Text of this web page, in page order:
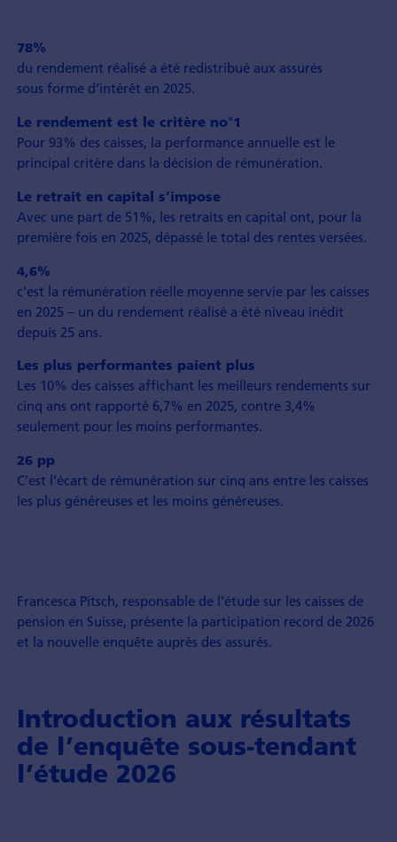
78%
du rendement réalisé a été redistribué aux assurés
sous forme d’intérêt en 2025.
Le rendement est le critère no°1
Pour 93% des caisses, la performance annuelle est le
principal critère dans la décision de rémunération.
Le retrait en capital s’impose
Avec une part de 51%, les retraits en capital ont, pour la
première fois en 2025, dépassé le total des rentes versées.
4,6%
c'est la rémunération réelle moyenne servie par les caisses
en 2025 – un du rendement réalisé a été niveau inédit
depuis 25 ans.
Les plus performantes paient plus
Les 10% des caisses affichant les meilleurs rendements sur
cinq ans ont rapporté 6,7% en 2025, contre 3,4%
seulement pour les moins performantes.
26 pp
C’est l’écart de rémunération sur cinq ans entre les caisses
les plus généreuses et les moins généreuses.
Francesca Pitsch, responsable de l’étude sur les caisses de
pension en Suisse, présente la participation record de 2026
et la nouvelle enquête auprès des assurés.
Introduction aux résultats
de l’enquête sous-tendant
l’étude 2026